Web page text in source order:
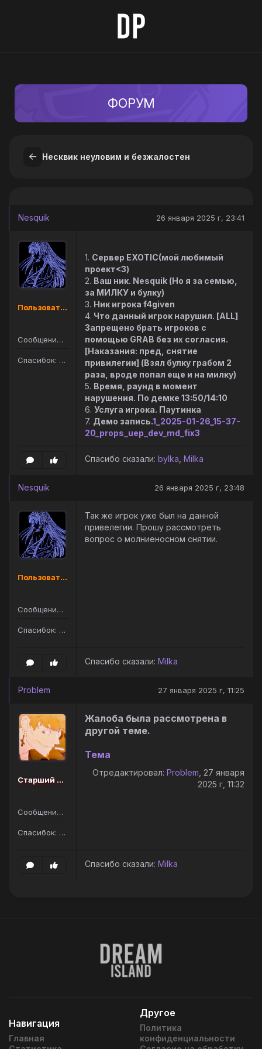
ФОРУМ
Несквик неуловим и безжалостен
Nesquik 26 января 2025 г, 23:41
Пользователь
Сообщений: 105
Спасибок: 145
1. Сервер EXOTIC(мой любимый
проект<3)
2. Ваш ник. Nesquik (Но я за семью,
за МИЛКУ и булку)
3. Ник игрока f4given
4. Что данный игрок нарушил. [ALL]
Запрещено брать игроков с
помощью GRAB без их согласия.
[Наказания: пред, снятие
привилегии] (Взял булку грабом 2
раза, вроде попал еще и на милку)
5. Время, раунд в момент
нарушения. По демке 13:50/14:10
6. Услуга игрока. Паутинка
7. Демо запись.1_2025-01-26_15-37-
20_props_uep_dev_md_fix3
Спасибо сказали: bylka Milka
Nesquik 26 января 2025 г, 23:48
Пользователь
Сообщений: 105
Спасибок: 145
Так же игрок уже был на данной
привелегии. Прошу рассмотреть
вопрос о молниеносном снятии.
Спасибо сказали: Milka
Problem 27 января 2025 г, 11:25
Старший администратор
Сообщений: 299
Спасибок: 404
Жалоба была рассмотрена в
другой теме.
Тема
Отредактировал: Problem , 27 января
2025 г, 11:32
Спасибо сказали: Milka
Навигация
Главная
Другое
Политика
конфиденциальности